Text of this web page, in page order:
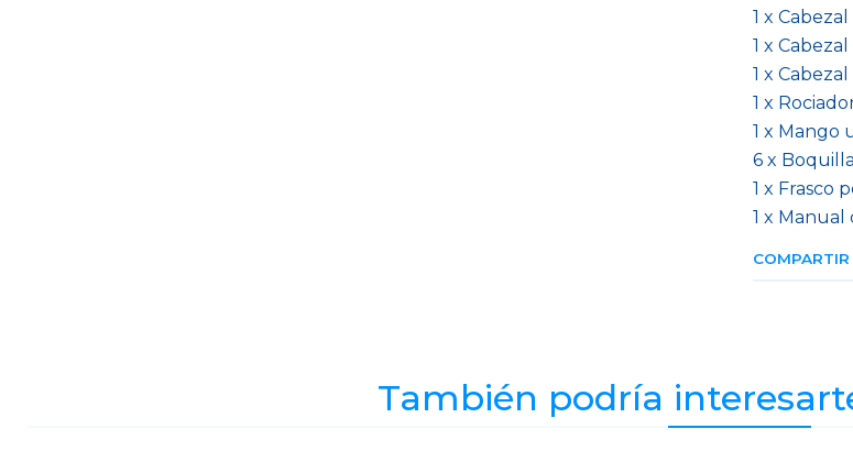
1 x
1 x
1 x
1 x
1 x Mango
6 x
1 x Frasco
1 x Manual
También podría